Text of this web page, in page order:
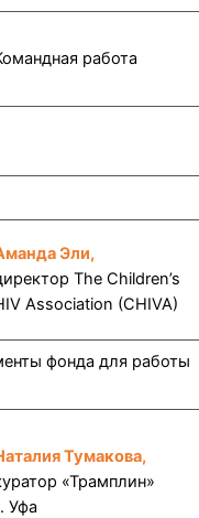
работа
Эли,
The Children’s
Association (CHIVA)
фонда для работы
Тумакова,
«Трамплин»
Уфа